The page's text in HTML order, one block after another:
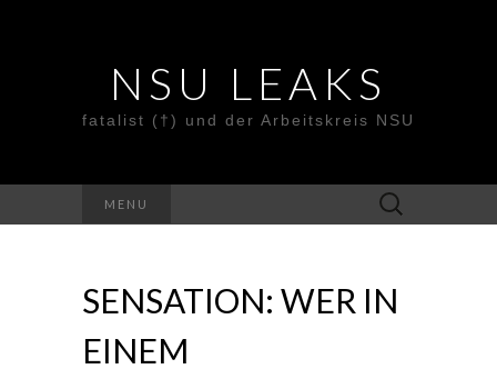
NSU LEAKS
fatalist (†) und der Arbeitskreis NSU
MENU
Suche
nach:
SENSATION: WER IN
EINEM